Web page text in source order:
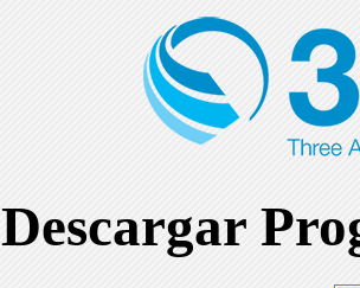
Descargar